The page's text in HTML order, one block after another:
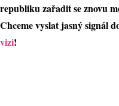
republiku zařadit se znovu
Chceme vyslat jasný signál
vizi!